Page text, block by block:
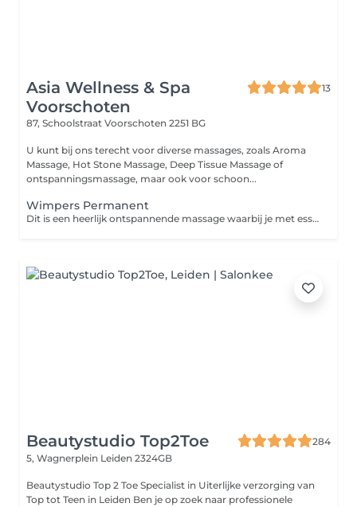
Asia Wellness & Spa
Voorschoten
13
87, Schoolstraat Voorschoten 2251 BG
U kunt bij ons terecht voor diverse massages, zoals Aroma
Massage, Hot Stone Massage, Deep Tissue Massage of
ontspanningsmassage, maar ook voor schoon...
Wimpers Permanent
Dit is een heerlijk ontspannende massage waarbij je met essentiële oliën wordt gemasseerd. Deze oliën hebben een heilzame werking op lichaam en geest. Het doel van deze massage is om stress en spanning los te laten.
Beautystudio Top2Toe
284
5, Wagnerplein Leiden 2324GB
Beautystudio Top 2 Toe Specialist in Uiterlijke verzorging van
Top tot Teen in Leiden Ben je op zoek naar professionele